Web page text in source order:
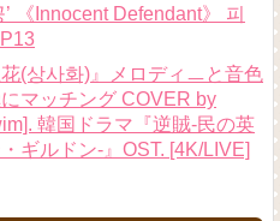
’ 《Innocent Defendant》 피
花(상사화)』メロディㅡと音色
マッチング COVER by
韓国ドラマ『逆賊-民の英
ギルドン-』OST. [4K/LIVE]